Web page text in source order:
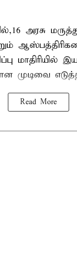
அரசு
மாதிரியில்
முடிவை
Read More